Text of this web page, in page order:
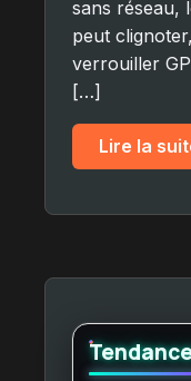
sans réseau,
peut
verrouiller
[…]
Lire la